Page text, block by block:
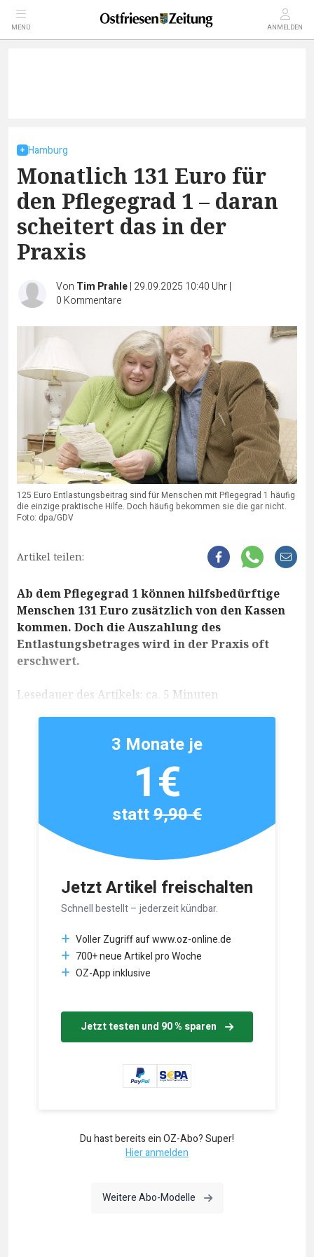
MENÜ ANMELDEN
Hamburg
Monatlich 131 Euro für
den Pflegegrad 1 – daran
scheitert das in der
Praxis
Von Tim Prahle| 29.09.2025 10:40 Uhr|
0 Kommentare
125 Euro Entlastungsbeitrag sind für Menschen mit Pflegegrad 1 häufig
die einzige praktische Hilfe. Doch häufig bekommen sie die gar nicht.
Foto: dpa/GDV
Artikel teilen:
Ab dem Pflegegrad 1 können hilfsbedürftige
Menschen 131 Euro zusätzlich von den Kassen
kommen. Doch die Auszahlung des
Entlastungsbetrages wird in der Praxis oft
erschwert.
Lesedauer des Artikels: ca. 5 Minuten
Jetzt Artikel freischalten
Schnell bestellt – jederzeit kündbar.
Voller Zugriff auf www.oz-online.de
700+ neue Artikel pro Woche
OZ-App inklusive
Jetzt testen und 90 % sparen
3 Monate je
1€
statt9,90 €
Du hast bereits ein OZ-Abo? Super!
Hier anmelden
Weitere Abo-Modelle